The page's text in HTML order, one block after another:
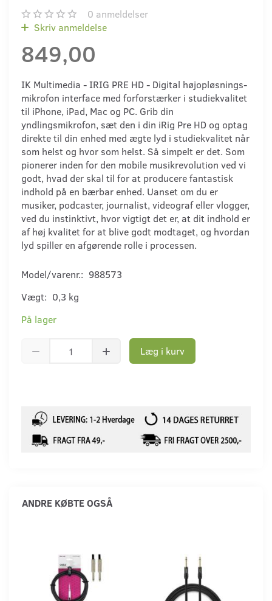
0 anmeldelser
Skriv anmeldelse
849,00
IK Multimedia - IRIG PRE HD - Digital højopløsnings-
mikrofon interface med forforstærker i studiekvalitet
til iPhone, iPad, Mac og PC. Grib din
yndlingsmikrofon, sæt den i din iRig Pre HD og optag
direkte til din enhed med ægte lyd i studiekvalitet når
som helst og hvor som helst. Så simpelt er det. Som
pionerer inden for den mobile musikrevolution ved vi
godt, hvad der skal til for at producere fantastisk
indhold på en bærbar enhed. Uanset om du er
musiker, podcaster, journalist, videograf eller vlogger,
ved du instinktivt, hvor vigtigt det er, at dit indhold er
af høj kvalitet for at blive godt modtaget, og hvordan
lyd spiller en afgørende rolle i processen.
Model/varenr.: 988573
Vægt: 0,3 kg
På lager
Læg i kurv
ANDRE KØBTE OGSÅ